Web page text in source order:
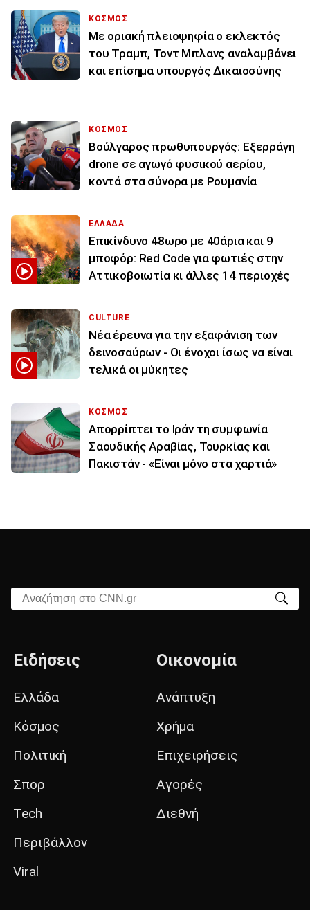
ΚΟΣΜΟΣ
Με οριακή πλειοψηφία ο εκλεκτός
του Τραμπ, Τοντ Μπλανς αναλαμβάνει
και επίσημα υπουργός Δικαιοσύνης
ΚΟΣΜΟΣ
Βούλγαρος πρωθυπουργός: Εξερράγη
drone σε αγωγό φυσικού αερίου,
κοντά στα σύνορα με Ρουμανία
ΕΛΛΑΔΑ
Επικίνδυνο 48ωρο με 40άρια και 9
μποφόρ: Red Code για φωτιές στην
Αττικοβοιωτία κι άλλες 14 περιοχές
CULTURE
Νέα έρευνα για την εξαφάνιση των
δεινοσαύρων - Οι ένοχοι ίσως να είναι
τελικά οι μύκητες
ΚΟΣΜΟΣ
Απορρίπτει το Ιράν τη συμφωνία
Σαουδικής Αραβίας, Τουρκίας και
Πακιστάν - «Είναι μόνο στα χαρτιά»
Αναζήτηση στο CNN.gr
Ειδήσεις
Ελλάδα
Κόσμος
Πολιτική
Σπορ
Tech
Περιβάλλον
Viral
Οικονομία
Ανάπτυξη
Χρήμα
Επιχειρήσεις
Αγορές
Διεθνή